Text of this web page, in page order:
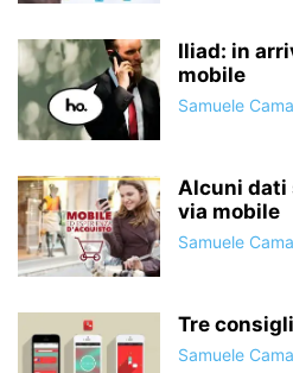
Iliad: in
mobile
Samuele
Alcuni dati
via mobile
Samuele
Tre
Samuele